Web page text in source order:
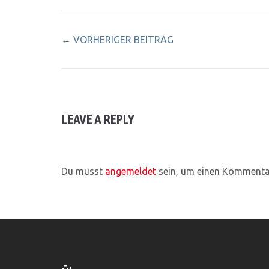
← VORHERIGER BEITRAG
LEAVE A REPLY
Du musst angemeldet sein, um einen